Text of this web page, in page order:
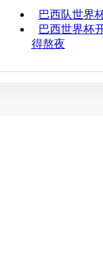
巴西队世界
巴西世界杯
得熬夜